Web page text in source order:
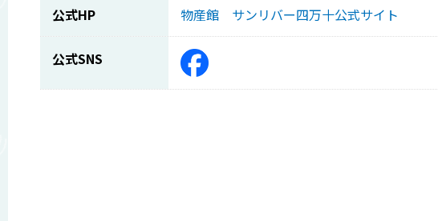
公式HP 物産館 サンリバー四万十公式サイト
公式SNS